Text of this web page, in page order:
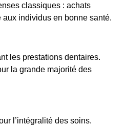
classiques : achats
individus en bonne santé.
les prestations dentaires.
la grande majorité des
l’intégralité des soins.